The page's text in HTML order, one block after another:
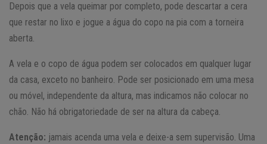
Depois que a vela queimar por completo, pode descartar a cera
que restar no lixo e jogue a água do copo na pia com a torneira
aberta.
A vela e o copo de água podem ser colocados em qualquer lugar
da casa, exceto no banheiro. Pode ser posicionado em uma mesa
ou móvel, independente da altura, mas indicamos não colocar no
chão. Não há obrigatoriedade de ser na altura da cabeça.
Atenção: jamais acenda uma vela e deixe-a sem supervisão. Uma